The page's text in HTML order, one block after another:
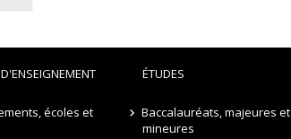
écoles et
ÉTUDES
Baccalauréats, majeures et
mineures